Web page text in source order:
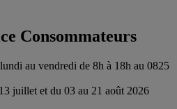
Consommateurs
au vendredi de 8h à 18h au 0825
juillet et du 03 au 21 août 2026